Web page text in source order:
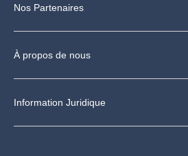
Nos Partenaires
À propos de nous
Information Juridique